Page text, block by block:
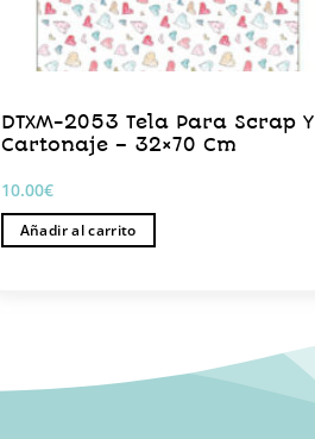
DTXM-2053 Tela Para Scrap Y
Cartonaje – 32×70 Cm
10.00€
Añadir al carrito